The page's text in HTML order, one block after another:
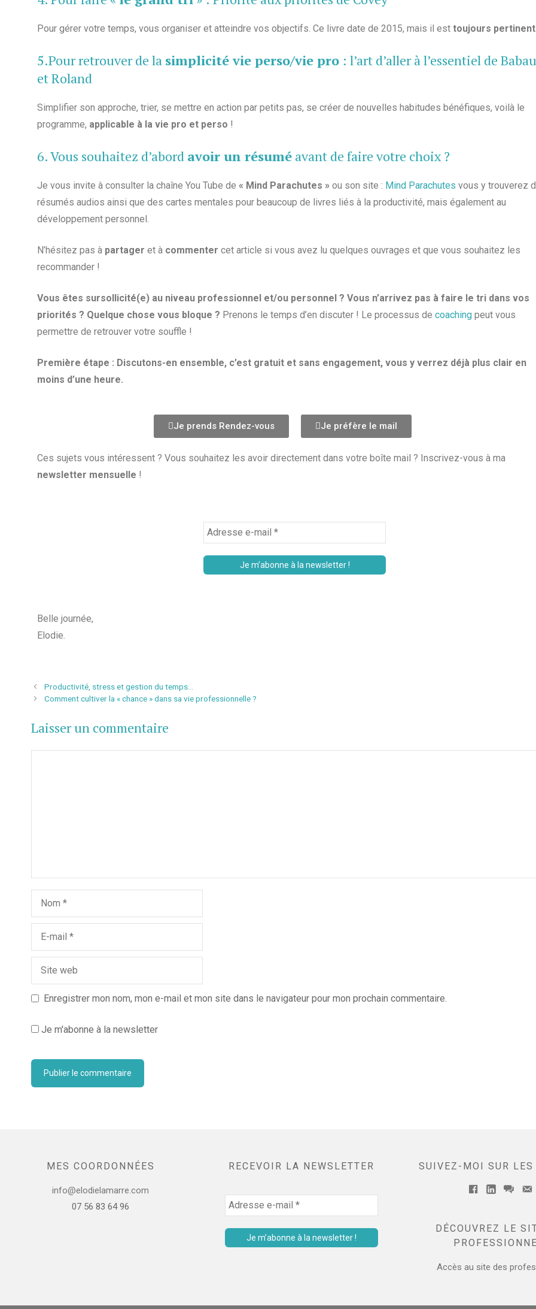
Pour gérer votre temps, vous organiser et atteindre vos objectifs. Ce livre date de 2015, mais il est toujours pertinent
5.Pour retrouver de la simplicité vie perso/vie pro : l’art d’aller à l’essentiel de
et Roland
Simplifier son approche, trier, se mettre en action par petits pas, se créer de nouvelles habitudes bénéfiques, voilà le
programme, applicable à la vie pro et perso !
6. Vous souhaitez d’abord avoir un résumé avant de faire votre choix ?
Je vous invite à consulter la chaîne You Tube de « Mind Parachutes » ou son site : Mind Parachutes vous y trouverez
résumés audios ainsi que des cartes mentales pour beaucoup de livres liés à la productivité, mais également au
développement personnel.
N’hésitez pas à partager et à commenter cet article si vous avez lu quelques ouvrages et que vous souhaitez les
recommander !
Vous êtes sursollicité(e) au niveau professionnel et/ou personnel ? Vous n’arrivez pas à faire le tri dans vos
priorités ? Quelque chose vous bloque ? Prenons le temps d’en discuter ! Le processus de coaching peut vous
permettre de retrouver votre souffle !
Première étape : Discutons-en ensemble, c’est gratuit et sans engagement, vous y verrez déjà plus clair en
moins d’une heure.
Je prends Rendez-vous Je préfère le mail
Ces sujets vous intéressent ? Vous souhaitez les avoir directement dans votre boîte mail ? Inscrivez-vous à ma
newsletter mensuelle !
Belle journée,
Elodie.
Productivité, stress et gestion du temps…
Comment cultiver la « chance » dans sa vie professionnelle ?
Laisser un commentaire
Enregistrer mon nom, mon e-mail et mon site dans le navigateur pour mon prochain commentaire.
Je m'abonne à la newsletter
MES COORDONNÉES
info@elodielamarre.com
07 56 83 64 96
RECEVOIR LA NEWSLETTER SUIVEZ-MOI SUR LES
FacebookLinkedin
DÉCOUVREZ LE
Accès au site des